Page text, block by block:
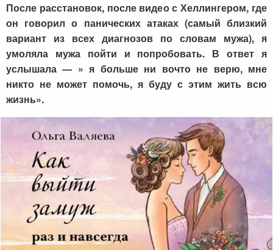
После расстановок, после видео с Хеллингером, где
он говорил о панических атаках (самый близкий
вариант из всех диагнозов по словам мужа), я
умоляла мужа пойти и попробовать. В ответ я
услышала — » я больше ни вочто не верю, мне
никто не может помочь, я буду с этим жить всю
жизнь».